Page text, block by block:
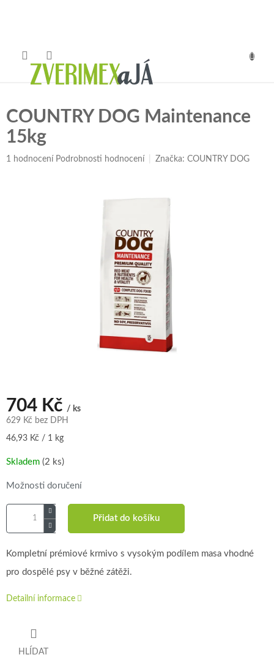
COUNTRY DOG Maintenance
15kg
Průměrné
1 hodnocení Podrobnosti hodnocení Značka:COUNTRY DOG
704 Kč / ks
629 Kč bez DPH
Měrná
46,93 Kč / 1 kg
Skladem (2 ks)
Možnosti doručení
Přidat do košíku
Kompletní prémiové krmivo s vysokým podílem masa vhodné
pro dospělé psy v běžné zátěži.
Detailní informace
HLÍDAT